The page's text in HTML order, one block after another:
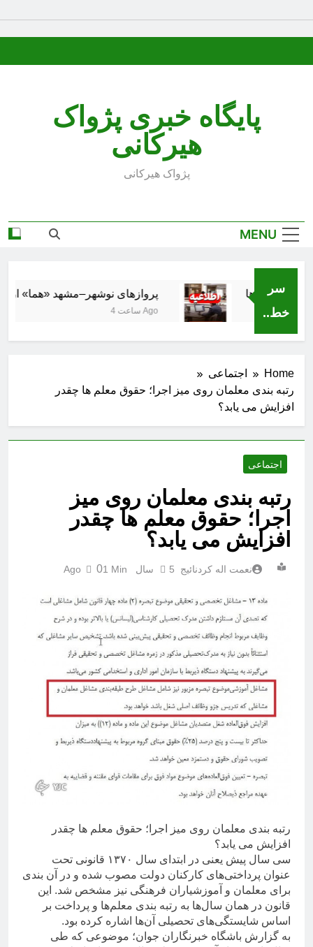
پایگاه خبری پژواک
هیرکانی
پژواک هیرکانی
MENU
سر
خط..
پروازهای نوشهر–مشهد «هما» از ۱۸ مرداد برقرار می‌شود
4 ساعت Ago
Home
اجتماعی
رتبه بندی معلمان روی میز اجرا؛ حقوق معلم ها چقدر
افزایش می یابد؟
اجتماعی
رتبه بندی معلمان روی میز
اجرا؛ حقوق معلم ها چقدر
افزایش می یابد؟
نعمت اله کردنائیج 5 سال Ago 01 Min
رتبه بندی معلمان روی میز اجرا؛ حقوق معلم ها چقدر
افزایش می یابد؟
سی سال پیش یعنی در ابتدای سال ۱۳۷۰ قانونی تحت
عنوان پرداختی‌های کارکنان دولت مصوب شده و در آن بندی
برای معلمان و آموزشیاران فرهنگی نیز مشخص شد. این
قانون در همان سال‌ها به رتبه بندی معلم‌ها و پرداخت بر
اساس شایستگی‌های تحصیلی آن‌ها اشاره کرده بود.
به گزارش باشگاه خبرنگاران جوان؛ موضوعی که طی